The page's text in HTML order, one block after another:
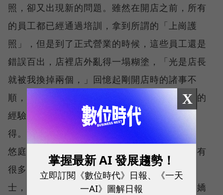
照，卻又出現新的問題。雖然在開店之前，所有
的員工都已經通過培訓，拿到所謂的「上崗護
照」，但是到了正式營業的時候，這些員工還是
錯誤百出，店裡店外亂得一塌糊塗，「光是店長
就被我換掉兩個，」回憶起剛開店時的諸事不
順，陳文嬌還是難掩無奈。不過，她總結出來的
經驗是：「只要不適任就換人，絕對不要捨不
得。」
悠庭保健會所仳鄰五星級的四季酒店，附近又有
很多外商辦公室，顧客有七成以上都是外籍人
士，因此店長必須具備流利的英語能力。程文嬌
X
掌握最新 AI 發展趨勢！
立即訂閱《數位時代》日報、《一天
一AI》圖解日報